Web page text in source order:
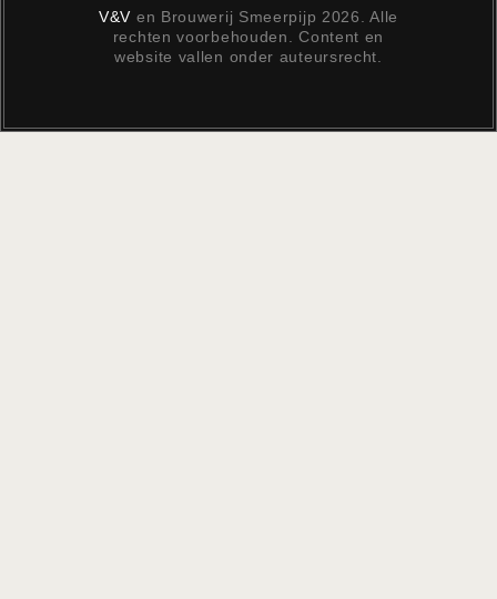
V&V en Brouwerij Smeerpijp 2026. Alle
rechten voorbehouden. Content en
website vallen onder auteursrecht.